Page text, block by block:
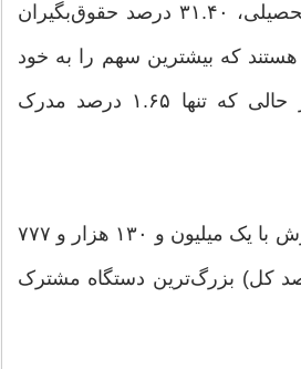
از نظر توزیع مدرک تحصیلی، ۳۱.۴۰ درصد حقوق‌بگیران
که بیشترین سهم را به خود
اختصاص می‌دهند، در حالی که تنها ۱.۶۵ درصد مدرک
وزارت آموزش و پرورش با یک میلیون و ۱۳۰ هزار و ۷۷۷
(۶۴.۱۲ درصد کل) بزرگ‌ترین دستگاه مشترک